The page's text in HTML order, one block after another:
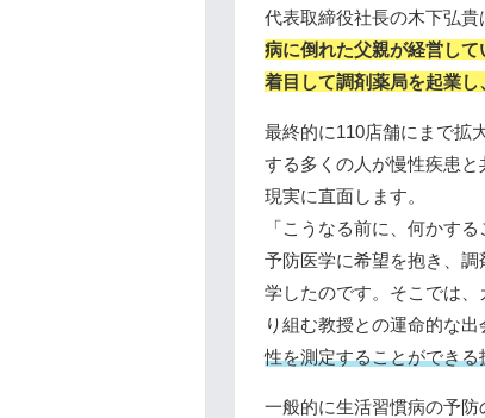
代表取締役社長の木下弘貴
病に倒れた父親が経営し
着目して調剤薬局を起業
最終的に110店舗にまで拡
する多くの人が慢性疾患
現実に直面します。
「こうなる前に、何かする
予防医学に希望を抱き、
学したのです。そこでは
り組む教授との運命的な出
性を測定することができ
一般的に生活習慣病の予